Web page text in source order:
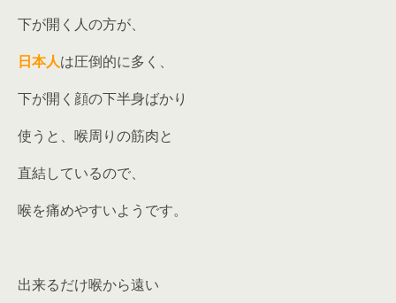
下が開く人の方が、
日本人は圧倒的に多く、
下が開く顔の下半身ばかり
使うと、喉周りの筋肉と
直結しているので、
喉を痛めやすいようです。
出来るだけ喉から遠い